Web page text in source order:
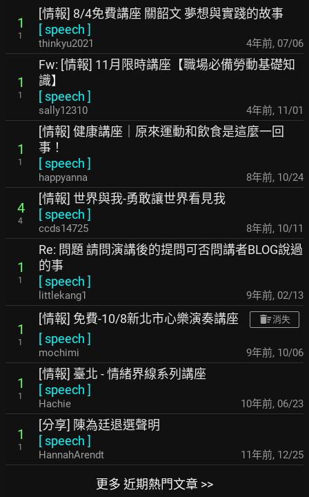
1
1
[情報] 8/4免費講座 關韶文 夢想與實踐的故事
[ speech ]
thinkyu2021 4年前, 07/06
1
1
Fw: [情報] 11月限時講座【職場必備勞動基礎知
識】
[ speech ]
sally12310 4年前, 11/01
1
1
[情報] 健康講座｜原來運動和飲食是這麼一回
事！
[ speech ]
happyanna 8年前, 10/24
4
4
[情報] 世界與我-勇敢讓世界看見我
[ speech ]
ccds14725 8年前, 10/11
1
1
Re: 問題 請問演講後的提問可否問講者BLOG說過
的事
[ speech ]
littlekang1 9年前, 02/13
1
1
[情報] 免費-10/8新北市心樂演奏講座 消失
[ speech ]
mochimi 9年前, 10/06
1
1
[情報] 臺北 - 情緒界線系列講座
[ speech ]
Hachie 10年前, 06/23
1
1
[分享] 陳為廷退選聲明
[ speech ]
HannahArendt 11年前, 12/25
更多 近期熱門文章 >>